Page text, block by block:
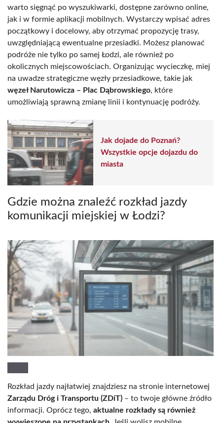
warto sięgnąć po wyszukiwarki, dostępne zarówno online,
jak i w formie aplikacji mobilnych. Wystarczy wpisać adres
początkowy i docelowy, aby otrzymać propozycję trasy,
uwzględniającą ewentualne przesiadki. Możesz planować
podróże nie tylko po samej Łodzi, ale również po
okolicznych miejscowościach. Organizując wycieczkę, miej
na uwadze strategiczne węzły przesiadkowe, takie jak
węzeł Narutowicza – Plac Dąbrowskiego, które
umożliwiają sprawną zmianę linii i kontynuację podróży.
Jak dojade do Poznań?
Wszystkie opcje dojazdu do
miasta
Gdzie można znaleźć rozkład jazdy
komunikacji miejskiej w Łodzi?
Rozkład jazdy najłatwiej znajdziesz na stronie internetowej
Zarządu Dróg i Transportu (ZDiT) – to twoje główne źródło
informacji. Oprócz tego, aktualne rozkłady są również